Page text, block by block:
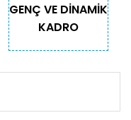
GENÇ VE DİNAMİK
KADRO